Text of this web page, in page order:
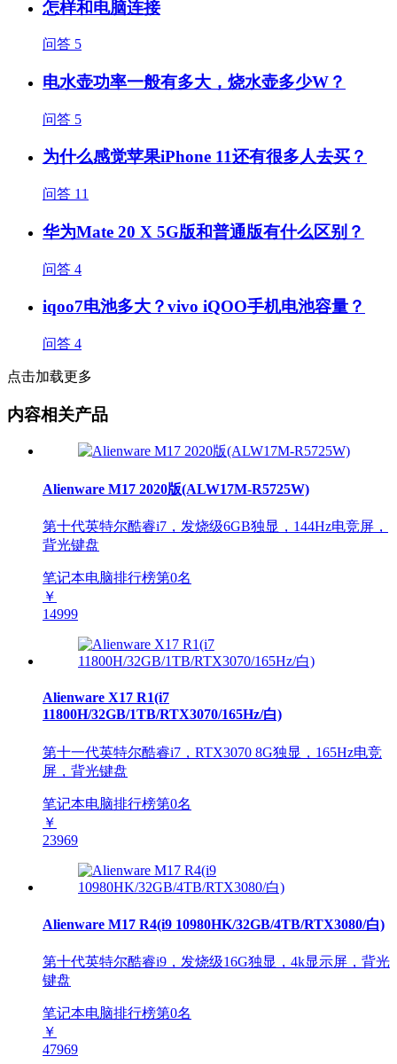
怎样和电脑连接
问答 5
电水壶功率一般有多大，烧水壶多少W？
问答 5
为什么感觉苹果iPhone 11还有很多人去买？
问答 11
华为Mate 20 X 5G版和普通版有什么区别？
问答 4
iqoo7电池多大？vivo iQOO手机电池容量？
问答 4
点击加载更多
内容相关产品
Alienware M17 2020版(ALW17M-R5725W)
第十代英特尔酷睿i7，发烧级6GB独显，144Hz电竞屏，
背光键盘
笔记本电脑排行榜第0名
￥
14999
Alienware X17 R1(i7
11800H/32GB/1TB/RTX3070/165Hz/白)
第十一代英特尔酷睿i7，RTX3070 8G独显，165Hz电竞
屏，背光键盘
笔记本电脑排行榜第0名
￥
23969
Alienware M17 R4(i9 10980HK/32GB/4TB/RTX3080/白)
第十代英特尔酷睿i9，发烧级16G独显，4k显示屏，背光
键盘
笔记本电脑排行榜第0名
￥
47969